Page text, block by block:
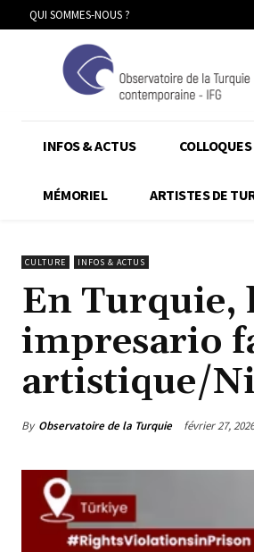
QUI SOMMES-NOUS ?
INFOS & ACTUS COLLOQUES
MÉMORIEL ARTISTES DE
CULTURE INFOS & ACTUS
En Turquie,
impresario
artistique/
By Observatoire de la Turquie février 27, 2026